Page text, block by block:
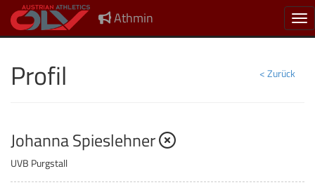
Athmin
< Zurück
Profil
Johanna Spieslehner nicht gemeldet
UVB Purgstall